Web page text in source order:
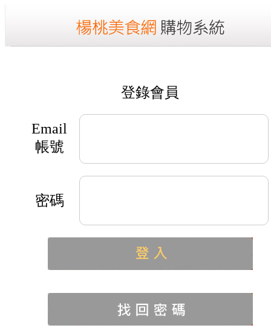
登錄會員
Email
帳號
密碼